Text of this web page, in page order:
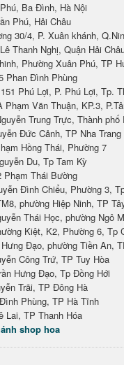
Ba Đình, Hà Nội
Phú, Hải Châu
30/4, P. Xuân khánh,
Thanh Nghị, Quận Hải
Phường Xuân Phú, TP
Phan Đình Phùng
Phú Lợi, P. Phú Lợi, Tp.
Phạm Văn Thuận, KP.3,
Trung Trực, Thành phố
Đức Cảnh, TP Nha Trang
Hồng Thái, Phường 7
Du, Tp Tam Kỳ
Phạm Thái Bường
Đình Chiểu, Phường 3,
phường Hiệp Ninh, TP
Thái Học, phường Ngô
Kiệt, K2, Phường 6, Tp
Đạo, phường Tiền An,
Công Trứ, TP Tuy Hòa
Hưng Đạo, Tp Đồng Hới
Trãi, TP Đông Hà
Phùng, TP Hà Tĩnh
Lai, TP Thanh Hóa
shop hoa